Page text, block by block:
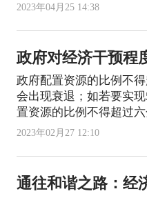
2023年04月25 14:38
政府对经济干预程
政府配置资源的比例不
会出现衰退；如若要实
置资源的比例不得超过
2023年02月27 12:10
通往和谐之路：经